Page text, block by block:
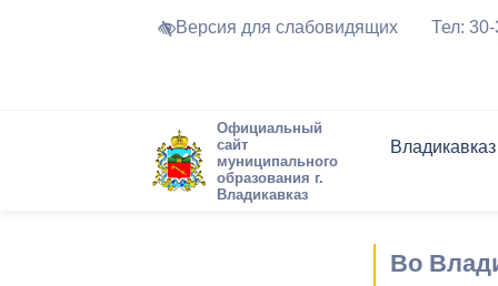
Версия для слабовидящих Тел:
Официальный
сайт
муниципального
образования г.
Владикавказ
Владикавказ
Устав
Торги и
Во